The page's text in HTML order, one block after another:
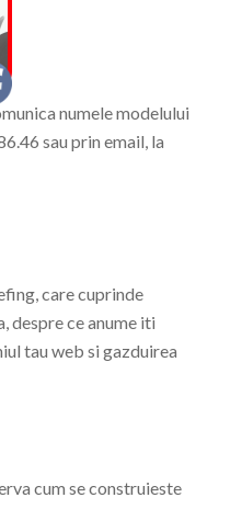
numele modelului
sau prin email, la
care cuprinde
despre ce anume iti
tau web si gazduirea
cum se construieste